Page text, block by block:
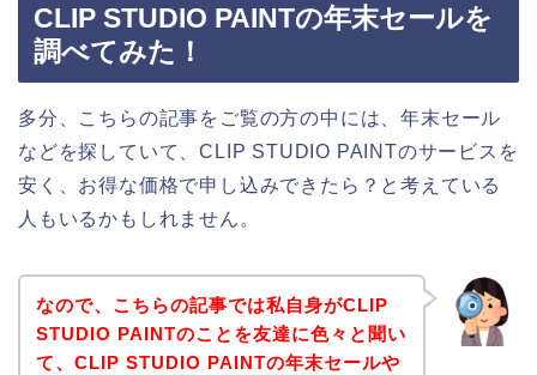
CLIP STUDIO PAINTの年末セールを
調べてみた！
多分、こちらの記事をご覧の方の中には、年末セール
などを探していて、CLIP STUDIO PAINTのサービスを
安く、お得な価格で申し込みできたら？と考えている
人もいるかもしれません。
なので、こちらの記事では私自身がCLIP
STUDIO PAINTのことを友達に色々と聞い
て、CLIP STUDIO PAINTの年末セールや